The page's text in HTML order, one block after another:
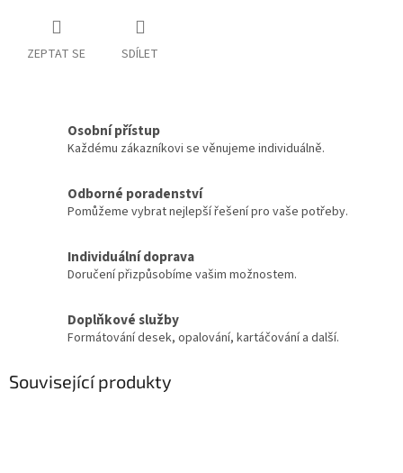
ZEPTAT SE SDÍLET
Osobní přístup
Každému zákazníkovi se věnujeme individuálně.
Odborné poradenství
Pomůžeme vybrat nejlepší řešení pro vaše potřeby.
Individuální doprava
Doručení přizpůsobíme vašim možnostem.
Doplňkové služby
Formátování desek, opalování, kartáčování a další.
Související produkty